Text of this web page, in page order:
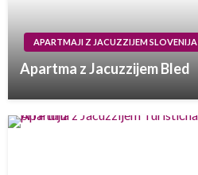
APARTMAJI Z JACUZZIJEM SLOVENIJA
Apartma z Jacuzzijem Bled